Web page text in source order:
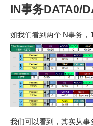
IN事务DATA0/
如我们看到两个IN事务，
我们可以看到，其实从事